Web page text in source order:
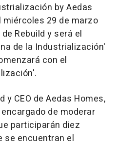
by Aedas
29 de marzo
Rebuild y será el
de la Industrialización'
con el
y CEO de Aedas Homes,
de moderar
participarán diez
se encuentran el